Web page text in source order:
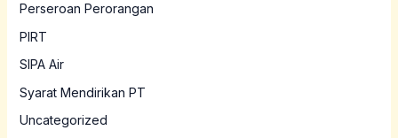
Perseroan Perorangan
PIRT
SIPA Air
Syarat Mendirikan PT
Uncategorized